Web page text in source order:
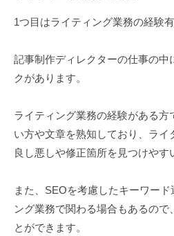
1つ目はライティング業務の経験有
記事制作ディレクターの仕事の中
クがあります。
ライティング業務の経験がある方
い方や文章を熟知しており、ラ
良し悪しや修正箇所を見つけやす
また、SEOを考慮したキーワー
ング業務で関わる場合もあるので
とができます。